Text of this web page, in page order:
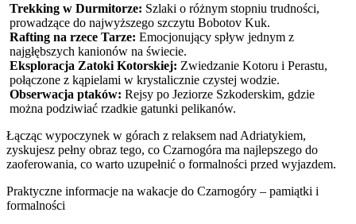
Trekking w Durmitorze: Szlaki o różnym stopniu trudności,
prowadzące do najwyższego szczytu Bobotov Kuk.
Rafting na rzece Tarze: Emocjonujący spływ jednym z
najgłębszych kanionów na świecie.
Eksploracja Zatoki Kotorskiej: Zwiedzanie Kotoru i Perastu,
połączone z kąpielami w krystalicznie czystej wodzie.
Obserwacja ptaków: Rejsy po Jeziorze Szkoderskim, gdzie
można podziwiać rzadkie gatunki pelikanów.
Łącząc wypoczynek w górach z relaksem nad Adriatykiem,
zyskujesz pełny obraz tego, co Czarnogóra ma najlepszego do
zaoferowania, co warto uzupełnić o formalności przed wyjazdem.
Praktyczne informacje na wakacje do Czarnogóry – pamiątki i
formalności